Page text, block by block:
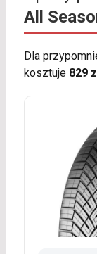
All
Dla
kosztuje 829